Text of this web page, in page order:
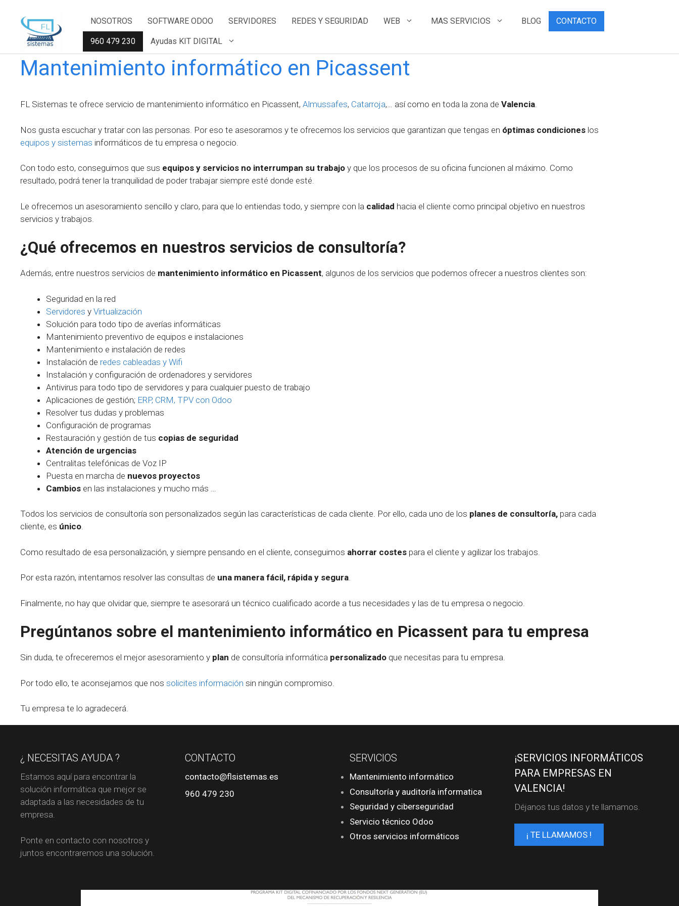
contenido
NOSOTROS SOFTWARE ODOO SERVIDORES REDES Y SEGURIDAD WEB MAS SERVICIOS BLOG CONTACTO
960 479 230 Ayudas KIT DIGITAL
Mantenimiento informático en Picassent
FL Sistemas te ofrece servicio de mantenimiento informático en Picassent, Almussafes, Catarroja,… así como en toda la zona de Valencia.
Nos gusta escuchar y tratar con las personas. Por eso te asesoramos y te ofrecemos los servicios que garantizan que tengas en óptimas condiciones los
equipos y sistemas informáticos de tu empresa o negocio.
Con todo esto, conseguimos que sus equipos y servicios no interrumpan su trabajo y que los procesos de su oficina funcionen al máximo. Como
resultado, podrá tener la tranquilidad de poder trabajar siempre esté donde esté.
Le ofrecemos un asesoramiento sencillo y claro, para que lo entiendas todo, y siempre con la calidad hacia el cliente como principal objetivo en nuestros
servicios y trabajos.
¿Qué ofrecemos en nuestros servicios de consultoría?
Además, entre nuestros servicios de mantenimiento informático en Picassent, algunos de los servicios que podemos ofrecer a nuestros clientes son:
Seguridad en la red
Servidores y Virtualización
Solución para todo tipo de averías informáticas
Mantenimiento preventivo de equipos e instalaciones
Mantenimiento e instalación de redes
Instalación de redes cableadas y Wifi
Instalación y configuración de ordenadores y servidores
Antivirus para todo tipo de servidores y para cualquier puesto de trabajo
Aplicaciones de gestión; ERP, CRM, TPV con Odoo
Resolver tus dudas y problemas
Configuración de programas
Restauración y gestión de tus copias de seguridad
Atención de urgencias
Centralitas telefónicas de Voz IP
Puesta en marcha de nuevos proyectos
Cambios en las instalaciones y mucho más …
Todos los servicios de consultoría son personalizados según las características de cada cliente. Por ello, cada uno de los planes de consultoría, para cada
cliente, es único.
Como resultado de esa personalización, y siempre pensando en el cliente, conseguimos ahorrar costes para el cliente y agilizar los trabajos.
Por esta razón, intentamos resolver las consultas de una manera fácil, rápida y segura.
Finalmente, no hay que olvidar que, siempre te asesorará un técnico cualificado acorde a tus necesidades y las de tu empresa o negocio.
Pregúntanos sobre el mantenimiento informático en Picassent para tu empresa
Sin duda, te ofreceremos el mejor asesoramiento y plan de consultoría informática personalizado que necesitas para tu empresa.
Por todo ello, te aconsejamos que nos solicites información sin ningún compromiso.
Tu empresa te lo agradecerá.
¿ NECESITAS AYUDA ?
Estamos aquí para encontrar la
solución informática que mejor se
adaptada a las necesidades de tu
empresa.
Ponte en contacto con nosotros y
juntos encontraremos una solución.
CONTACTO
contacto@flsistemas.es
960 479 230
SERVICIOS
Mantenimiento informático
Consultoría y auditoría informatica
Seguridad y ciberseguridad
Servicio técnico Odoo
Otros servicios informáticos
¡SERVICIOS INFORMÁTICOS
PARA EMPRESAS EN
VALENCIA!
Déjanos tus datos y te llamamos.
¡ TE LLAMAMOS !